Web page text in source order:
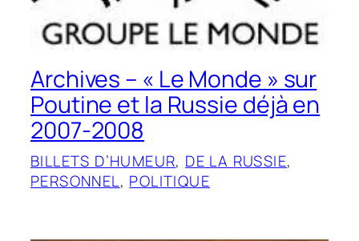
Archives – « Le Monde » sur
Poutine et la Russie déjà en
2007-2008
BILLETS D’HUMEUR, DE LA RUSSIE
PERSONNEL, POLITIQUE